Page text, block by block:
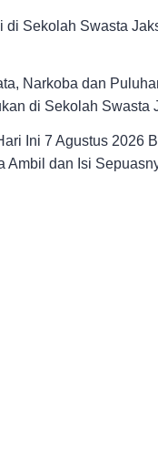
di Sekolah Swasta
Narkoba dan
di Sekolah Swasta
Ini 7 Agustus 2026
Ambil dan Isi